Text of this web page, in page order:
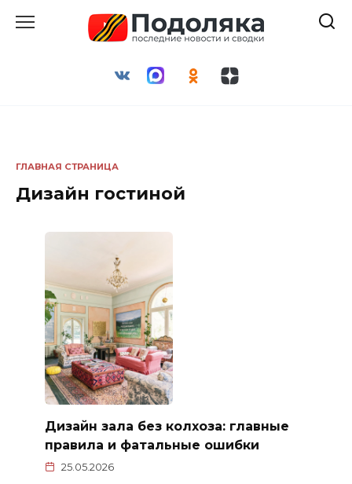
ГЛАВНАЯ СТРАНИЦА
Дизайн гостиной
Дизайн зала без колхоза: главные
правила и фатальные ошибки
25.05.2026